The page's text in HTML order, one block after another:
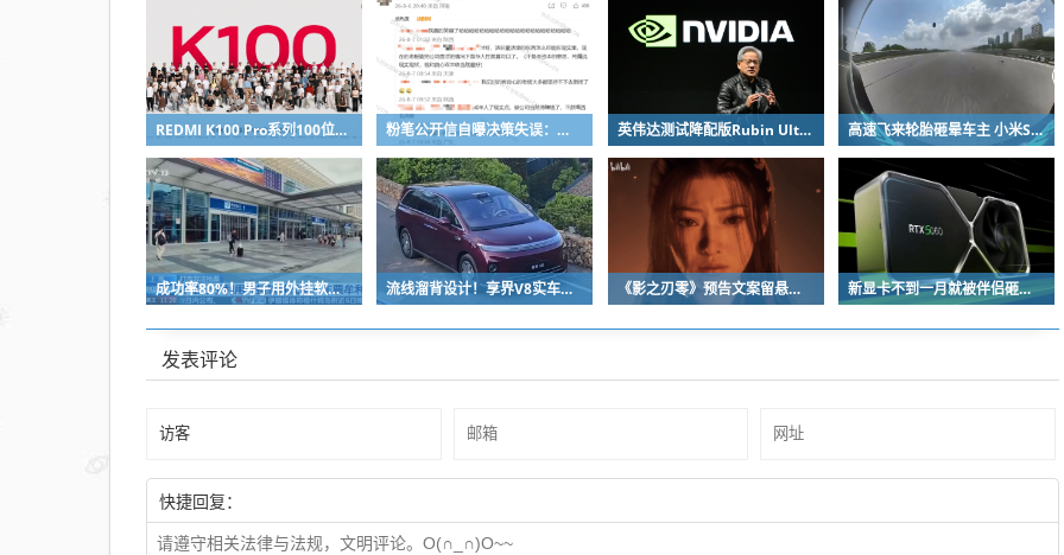
REDMI K100 Pro系列100位工程师代表亮相：设计、工程K90原班人马操刀 粉笔公开信自曝决策失误：承认鸡贼 蹭热度 舍不得成本想多收钱 英伟达测试降配版Rubin Ultra GPU：HBM短缺下芯片厂商如何破局 高速飞来轮胎砸晕车主 小米SU7自动断电呼叫120 全程半小时救回一命
成功率80%！男子用外挂软件抢12306火车票：牟利2万多被判刑 流线溜背设计！享界V8实车亮相：增程版最大续航339km 《影之刃零》预告文案留悬念 玩家：要反向跳票 新显卡不到一月就被伴侣砸烂：小哥哀叹如此脆弱
发表评论
快捷回复：